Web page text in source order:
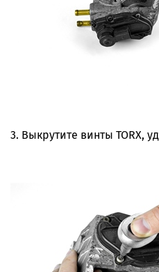
3. Выкрутите винты TORX,